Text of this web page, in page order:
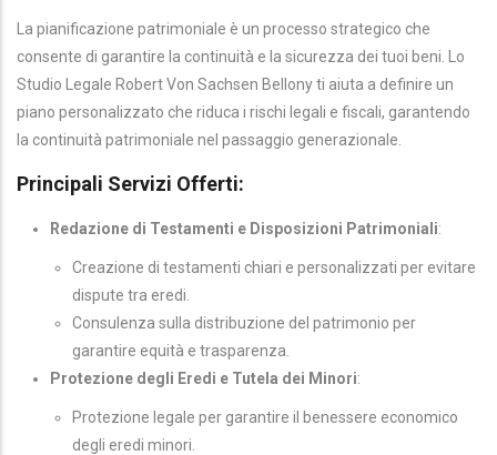
La pianificazione patrimoniale è un processo strategico che
consente di garantire la continuità e la sicurezza dei tuoi beni. Lo
Studio Legale Robert Von Sachsen Bellony ti aiuta a definire un
piano personalizzato che riduca i rischi legali e fiscali, garantendo
la continuità patrimoniale nel passaggio generazionale.
Principali Servizi Offerti:
Redazione di Testamenti e Disposizioni Patrimoniali:
Creazione di testamenti chiari e personalizzati per evitare
dispute tra eredi.
Consulenza sulla distribuzione del patrimonio per
garantire equità e trasparenza.
Protezione degli Eredi e Tutela dei Minori:
Protezione legale per garantire il benessere economico
degli eredi minori.